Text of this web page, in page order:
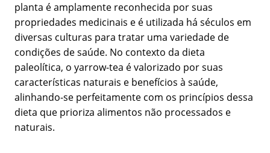
planta é amplamente reconhecida por suas
propriedades medicinais e é utilizada há séculos em
diversas culturas para tratar uma variedade de
condições de saúde. No contexto da dieta
paleolítica, o yarrow-tea é valorizado por suas
características naturais e benefícios à saúde,
alinhando-se perfeitamente com os princípios dessa
dieta que prioriza alimentos não processados e
naturais.